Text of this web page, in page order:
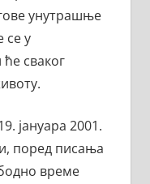
унутрашње
се у
сваког
јануара 2001.
поред писања
време